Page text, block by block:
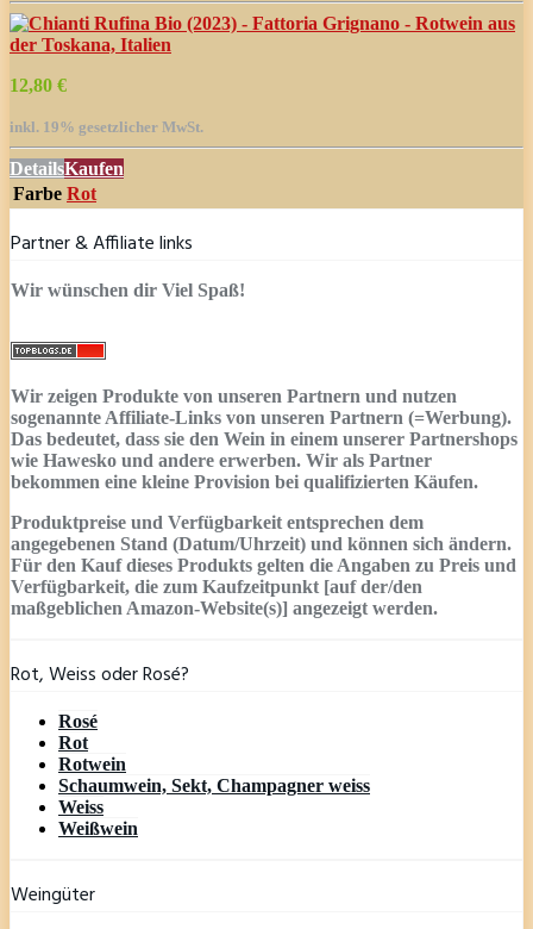
12,80 €
inkl. 19% gesetzlicher MwSt.
DetailsKaufen
Farbe Rot
Partner & Affiliate links
Wir wünschen dir Viel Spaß!
Wir zeigen Produkte von unseren Partnern und nutzen
sogenannte Affiliate-Links von unseren Partnern (=Werbung).
Das bedeutet, dass sie den Wein in einem unserer Partnershops
wie Hawesko und andere erwerben. Wir als Partner
bekommen eine kleine Provision bei qualifizierten Käufen.
Produktpreise und Verfügbarkeit entsprechen dem
angegebenen Stand (Datum/Uhrzeit) und können sich ändern.
Für den Kauf dieses Produkts gelten die Angaben zu Preis und
Verfügbarkeit, die zum Kaufzeitpunkt [auf der/den
maßgeblichen Amazon-Website(s)] angezeigt werden.
Rot, Weiss oder Rosé?
Rosé
Rot
Rotwein
Schaumwein, Sekt, Champagner weiss
Weiss
Weißwein
Weingüter